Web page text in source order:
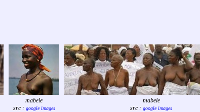
mabele
src : google images
mabele
src : google images